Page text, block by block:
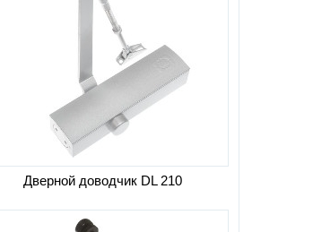
Дверной доводчик DL 210